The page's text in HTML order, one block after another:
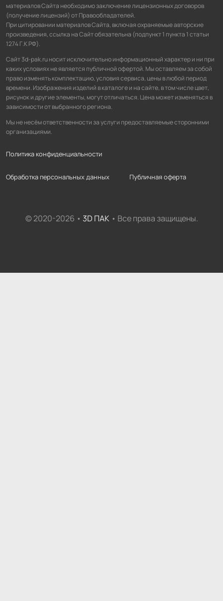
материалов Сайта необходимо заключение лицензионных договоров
(получение лицензий) от Правообладателей.
При цитировании материалов Сайта, включая охраняемые авторские
произведения, ссылка на Сайт обязательна (подпункт 1 пункта 1 статьи
1274 Г.К РФ).
Сайт 3d-pak.ru носит исключительно информационный характер и ни при
каких условиях не является публичной офертой. Мы оставляем за собой
право изменять комплектацию, условия сервиса, цены в любой период
времени. Изображения изделий в каталоге и на сайте, в том числе цвет,
рисунок и другие элементы, могут отличаться. Цена может изменяться в
зависимости от выбранного региона.
Мы не несём ответственности за услуги предоставляемые сторонними
организациями.
Политика конфиденциальности
Обработка персональных данных Публичная оферта
© 2020-2026 • 3D ПАК• Все права защищены.